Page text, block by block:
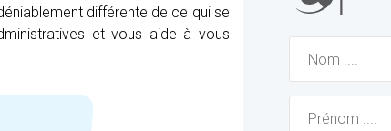
différente de ce qui se
et vous aide à vous